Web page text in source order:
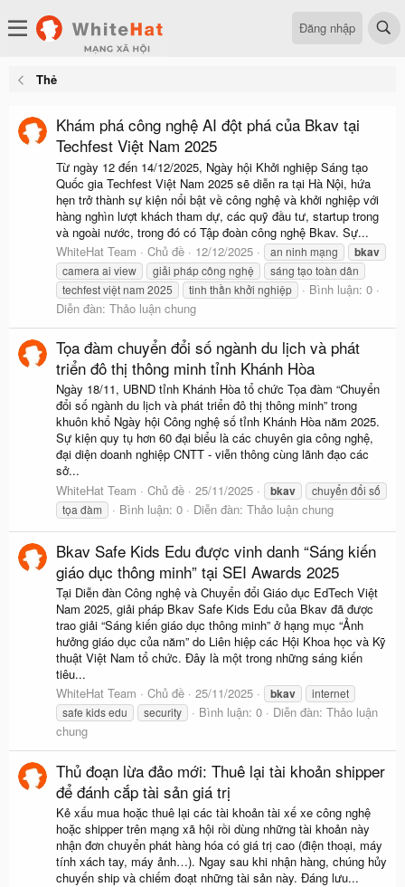
Đăng nhập
Thẻ
Khám phá công nghệ AI đột phá của Bkav tại
Techfest Việt Nam 2025
Từ ngày 12 đến 14/12/2025, Ngày hội Khởi nghiệp Sáng tạo
Quốc gia Techfest Việt Nam 2025 sẽ diễn ra tại Hà Nội, hứa
hẹn trở thành sự kiện nổi bật về công nghệ và khởi nghiệp với
hàng nghìn lượt khách tham dự, các quỹ đầu tư, startup trong
và ngoài nước, trong đó có Tập đoàn công nghệ Bkav. Sự...
WhiteHat Team
Chủ đề 12/12/2025 an ninh mạng bkav
camera ai view giải pháp công nghệ
sáng tạo toàn dân
techfest việt nam 2025
tinh thần khởi nghiệp
Bình luận: 0
Diễn đàn: Thảo luận chung
Tọa đàm chuyển đổi số ngành du lịch và phát
triển đô thị thông minh tỉnh Khánh Hòa
Ngày 18/11, UBND tỉnh Khánh Hòa tổ chức Tọa đàm “Chuyển
đổi số ngành du lịch và phát triển đô thị thông minh” trong
khuôn khổ Ngày hội Công nghệ số tỉnh Khánh Hòa năm 2025.
Sự kiện quy tụ hơn 60 đại biểu là các chuyên gia công nghệ,
đại diện doanh nghiệp CNTT - viễn thông cùng lãnh đạo các
sở...
WhiteHat Team
Chủ đề 25/11/2025 bkav
chuyển đổi số
tọa đàm
Bình luận: 0 Diễn đàn: Thảo luận chung
Bkav Safe Kids Edu được vinh danh “Sáng kiến
giáo dục thông minh” tại SEI Awards 2025
Tại Diễn đàn Công nghệ và Chuyển đổi Giáo dục EdTech Việt
Nam 2025, giải pháp Bkav Safe Kids Edu của Bkav đã được
trao giải “Sáng kiến giáo dục thông minh” ở hạng mục “Ảnh
hưởng giáo dục của năm” do Liên hiệp các Hội Khoa học và Kỹ
thuật Việt Nam tổ chức. Đây là một trong những sáng kiến
tiêu...
WhiteHat Team
Chủ đề 25/11/2025 bkav
internet
safe kids edu
security Bình luận: 0 Diễn đàn: Thảo luận
chung
Thủ đoạn lừa đảo mới: Thuê lại tài khoản shipper
để đánh cắp tài sản giá trị
Kẻ xấu mua hoặc thuê lại các tài khoản tài xế xe công nghệ
hoặc shipper trên mạng xã hội rồi dùng những tài khoản này
nhận đơn chuyển phát hàng hóa có giá trị cao (điện thoại, máy
tính xách tay, máy ảnh…). Ngay sau khi nhận hàng, chúng hủy
chuyến ship và chiếm đoạt những tài sản này. Đáng lưu...